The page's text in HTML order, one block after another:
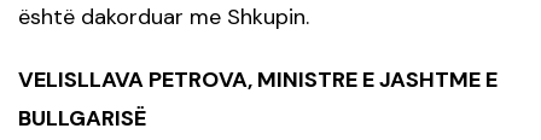
është dakorduar me Shkupin.
VELISLLAVA PETROVA, MINISTRE E JASHTME E
BULLGARISË